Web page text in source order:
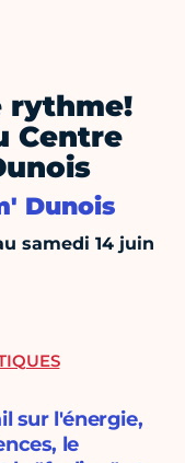
rythme!
Centre
Dunois
samedi 14 juin
sur l'énergie,
le